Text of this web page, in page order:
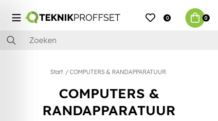
0 0
Start COMPUTERS & RANDAPPARATUUR
COMPUTERS &
RANDAPPARATUUR